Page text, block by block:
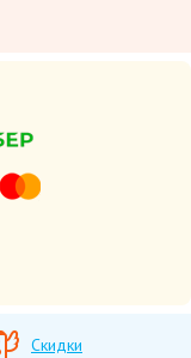
Скидки